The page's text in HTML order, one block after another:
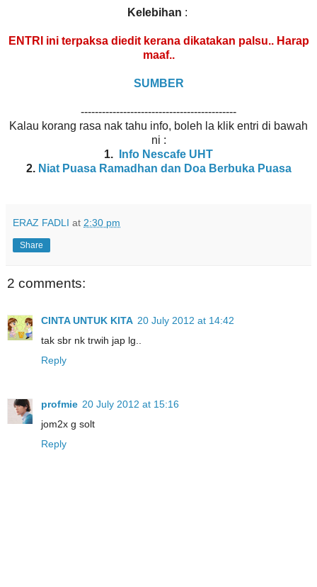
Kelebihan :
ENTRI ini terpaksa diedit kerana dikatakan palsu.. Harap
maaf..
SUMBER
--------------------------------------------
Kalau korang rasa nak tahu info, boleh la klik entri di bawah
ni :
1.
Info Nescafe UHT
2. Niat Puasa Ramadhan dan Doa Berbuka Puasa
ERAZ FADLI at 2:30 pm
Share
2 comments:
CINTA UNTUK KITA 20 July 2012 at 14:42
tak sbr nk trwih jap lg..
Reply
profmie 20 July 2012 at 15:16
jom2x g solt
Reply